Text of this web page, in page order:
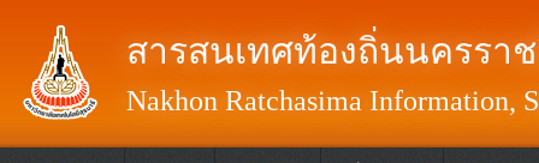
สารสนเทศท้องถิ่นนครรา
Nakhon Ratchasima Information,